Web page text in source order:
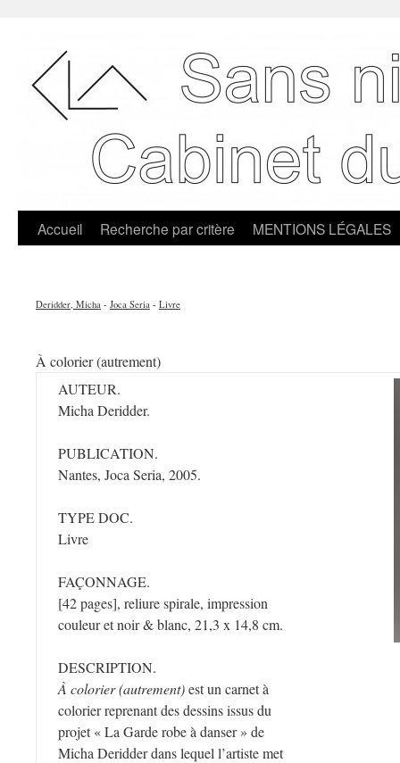
Accueil Recherche par critère MENTIONS LÉGALES
Deridder, Micha - Joca Seria - Livre
À colorier (autrement)
AUTEUR.
Micha Deridder.
PUBLICATION.
Nantes, Joca Seria, 2005.
TYPE DOC.
Livre
FAÇONNAGE.
[42 pages], reliure spirale, impression
couleur et noir & blanc, 21,3 x 14,8 cm.
DESCRIPTION.
À colorier (autrement)est un carnet à
colorier reprenant des dessins issus du
projet « La Garde robe à danser » de
Micha Deridder dans lequel l’artiste met